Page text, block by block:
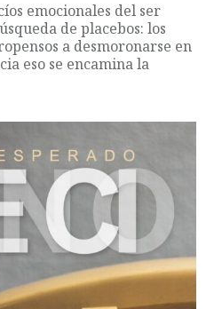
emocionales del ser
de placebos: los
a desmoronarse en
eso se encamina la